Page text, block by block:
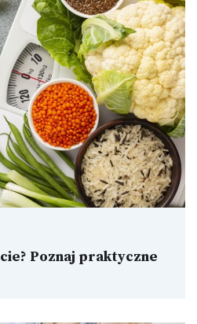
Poznaj praktyczne